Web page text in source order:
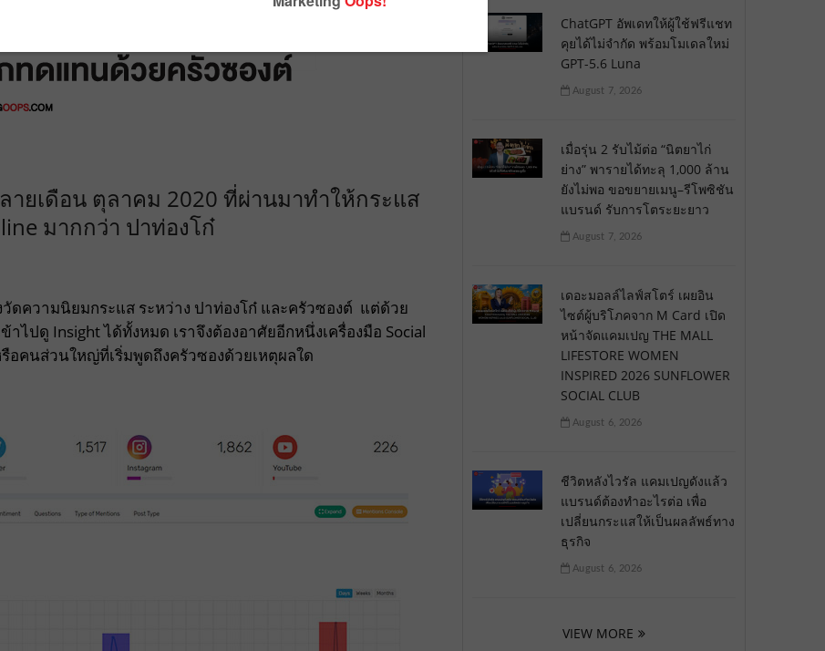
ายเดือน ตุลาคม 2020 ที่ผ่านมาทำให้กระแส
มากกว่า ปาท่องโก๋
วัดความนิยมกระแส ระหว่าง ปาท่องโก๋ และครัวซองต์ แต่ด้วย
าไปดู Insight ได้ทั้งหมด เราจึงต้องอาศัยอีกหนึ่งเครื่องมือ Social
อคนส่วนใหญ่ที่เริ่มพูดถึงครัวซองด้วยเหตุผลใด
ChatGPT อัพเดทให้ผู้ใช้ฟรีแชท
คุยได้ไม่จำกัด พร้อมโมเดลใหม่
GPT-5.6 Luna
August 7, 2026
เมื่อรุ่น 2 รับไม้ต่อ “นิตยาไก่
ย่าง” พารายได้ทะลุ 1,000 ล้าน
ยังไม่พอ ขอขยายเมนู–รีโพซิชัน
แบรนด์ รับการโตระยะยาว
August 7, 2026
เดอะมอลล์ไลฟ์สโตร์ เผยอิน
ไซต์ผู้บริโภคจาก M Card เปิด
หน้าจัดแคมเปญ THE MALL
LIFESTORE WOMEN
INSPIRED 2026 SUNFLOWER
SOCIAL CLUB
August 6, 2026
ชีวิตหลังไวรัล แคมเปญดังแล้ว
แบรนด์ต้องทำอะไรต่อ เพื่อ
เปลี่ยนกระแสให้เป็นผลลัพธ์ทาง
ธุรกิจ
August 6, 2026
VIEW MORE